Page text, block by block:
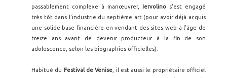
passablement complexe à manœuvrer,
Iervolino s'est engagé
très tôt dans l'industrie du septième art (pour avoir déjà acquis
une solide base financière en vendant des sites web à l'âge de
treize ans avant de devenir producteur à la fin de son
adolescence, selon les biographies officielles).
Habitué du Festival de Venise , il est aussi le propriétaire officiel